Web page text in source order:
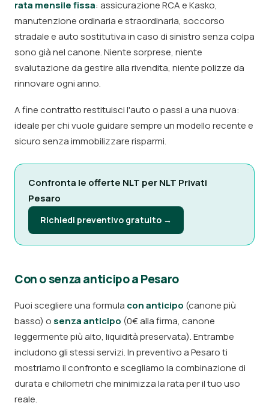
rata mensile fissa: assicurazione RCA e Kasko,
manutenzione ordinaria e straordinaria, soccorso
stradale e auto sostitutiva in caso di sinistro senza colpa
sono già nel canone. Niente sorprese, niente
svalutazione da gestire alla rivendita, niente polizze da
rinnovare ogni anno.
A fine contratto restituisci l'auto o passi a una nuova:
ideale per chi vuole guidare sempre un modello recente e
sicuro senza immobilizzare risparmi.
Confronta le offerte NLT per NLT Privati
Pesaro
Richiedi preventivo gratuito →
Con o senza anticipo a Pesaro
Puoi scegliere una formula con anticipo (canone più
basso) o senza anticipo (0€ alla firma, canone
leggermente più alto, liquidità preservata). Entrambe
includono gli stessi servizi. In preventivo a Pesaro ti
mostriamo il confronto e scegliamo la combinazione di
durata e chilometri che minimizza la rata per il tuo uso
reale.